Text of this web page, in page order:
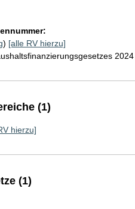
) [alle RV hierzu]
2024
(1)
hierzu]
(1)